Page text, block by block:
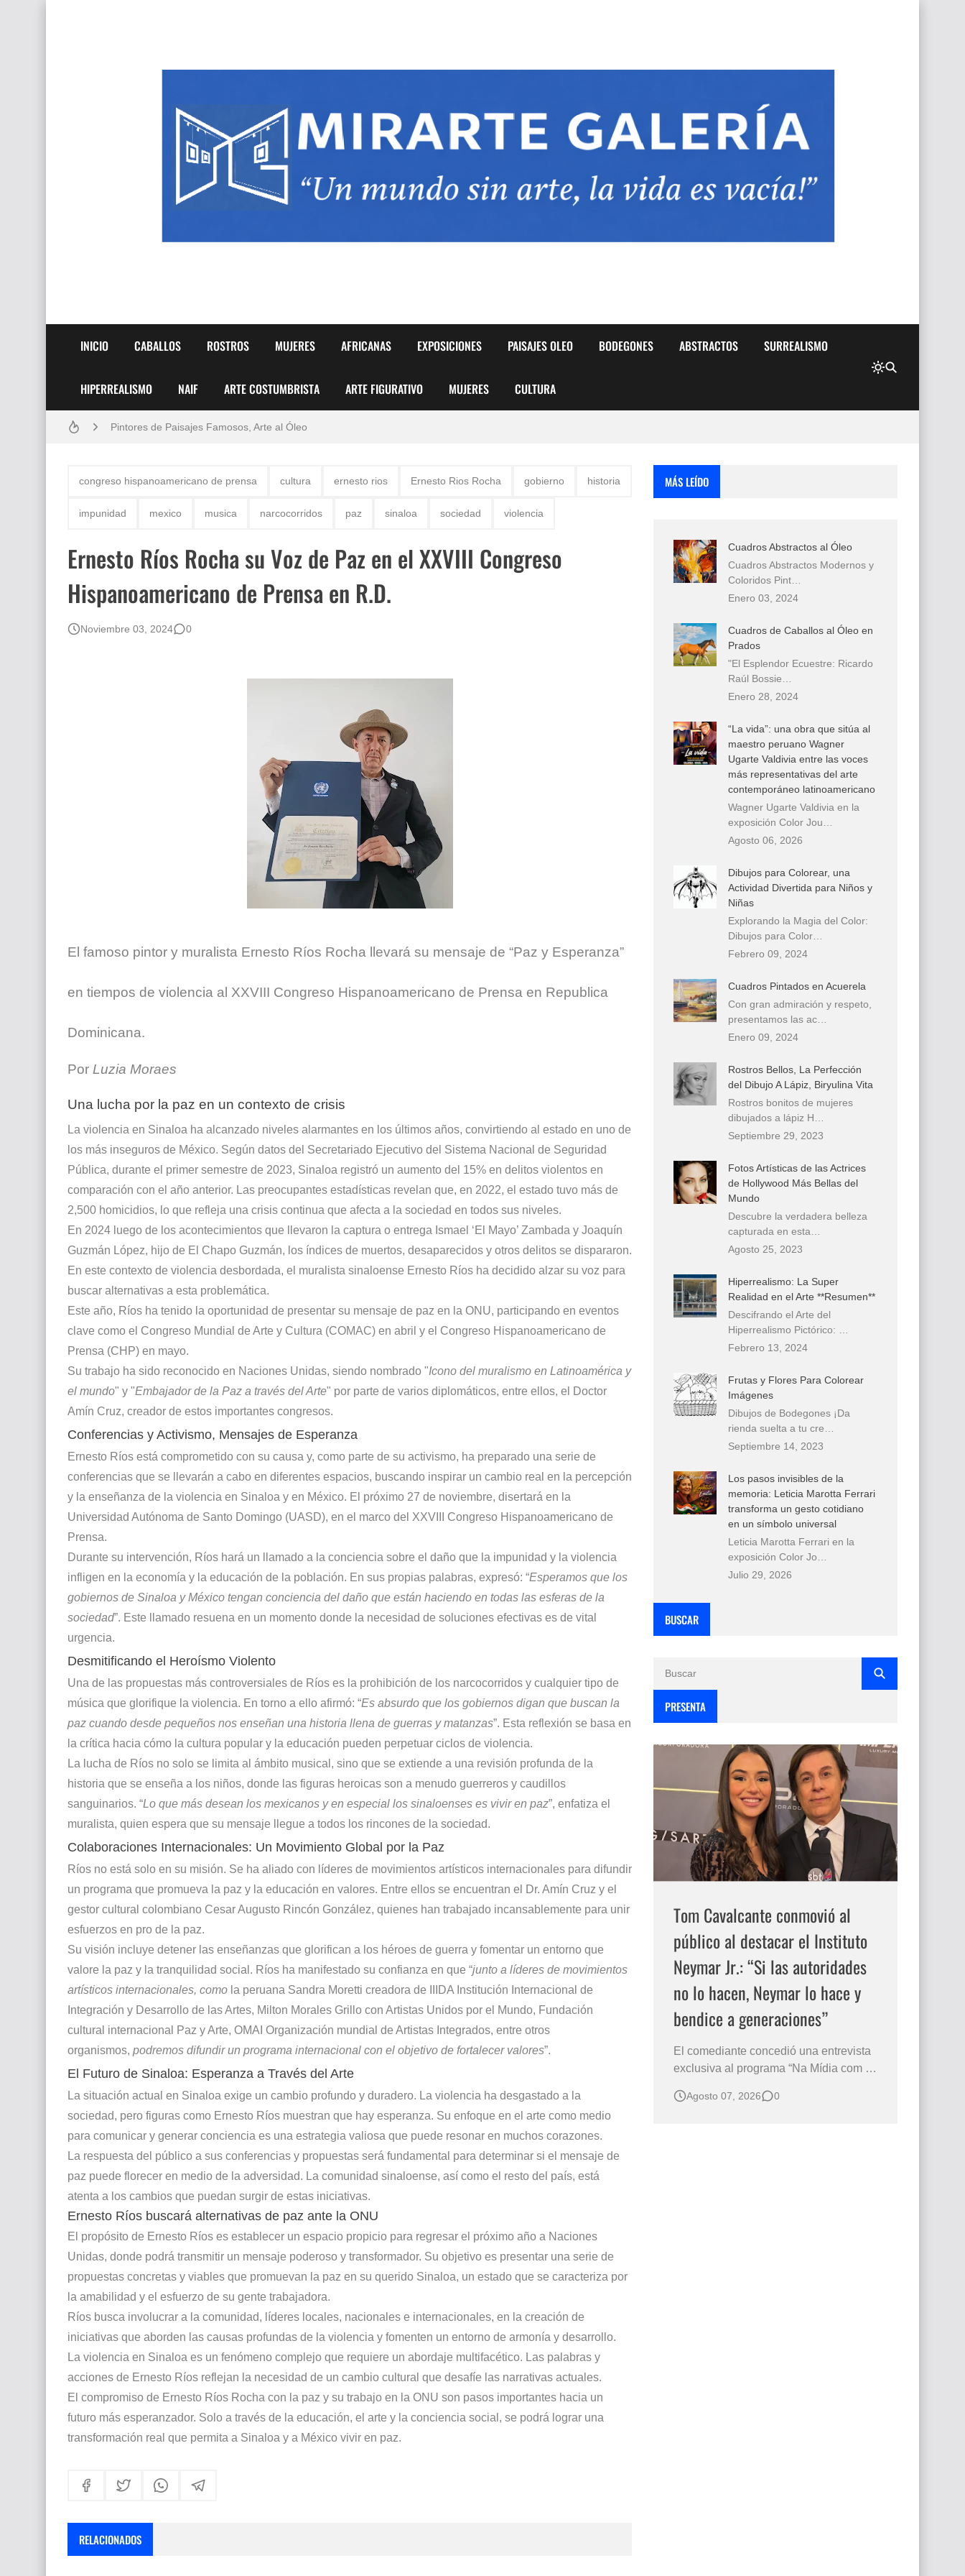
INICIO CABALLOS ROSTROS MUJERES AFRICANAS EXPOSICIONES PAISAJES OLEO BODEGONES ABSTRACTOS SURREALISMO
HIPERREALISMO NAIF ARTE COSTUMBRISTA ARTE FIGURATIVO MUJERES CULTURA
Frutas y Flores Para Colorear Imágenes
Pintores de Paisajes Famosos, Arte al Óleo
San Valentín Dibujos a Lápiz del 14 de Febrero
Rostros Bellos, La Perfección del Dibujo A Lápiz, Biryulina Vita
Fotos Artísticas de las Actrices de Hollywood Más Bellas del Mundo
congreso hispanoamericano de prensa cultura ernesto rios Ernesto Rios Rocha gobierno historia
impunidad mexico musica narcocorridos paz sinaloa sociedad violencia
Ernesto Ríos Rocha su Voz de Paz en el XXVIII Congreso
Hispanoamericano de Prensa en R.D.
Noviembre 03, 2024 0
El famoso pintor y muralista Ernesto Ríos Rocha llevará su mensaje de “Paz y Esperanza”
en tiempos de violencia al XXVIII Congreso Hispanoamericano de Prensa en Republica
Dominicana.
Por Luzia Moraes
Una lucha por la paz en un contexto de crisis
La violencia en Sinaloa ha alcanzado niveles alarmantes en los últimos años, convirtiendo al estado en uno de
los más inseguros de México. Según datos del Secretariado Ejecutivo del Sistema Nacional de Seguridad
Pública, durante el primer semestre de 2023, Sinaloa registró un aumento del 15% en delitos violentos en
comparación con el año anterior. Las preocupantes estadísticas revelan que, en 2022, el estado tuvo más de
2,500 homicidios, lo que refleja una crisis continua que afecta a la sociedad en todos sus niveles.
En 2024 luego de los acontecimientos que llevaron la captura o entrega Ismael ‘El Mayo’ Zambada y Joaquín
Guzmán López, hijo de El Chapo Guzmán, los índices de muertos, desaparecidos y otros delitos se dispararon.
En este contexto de violencia desbordada, el muralista sinaloense Ernesto Ríos ha decidido alzar su voz para
buscar alternativas a esta problemática.
Este año, Ríos ha tenido la oportunidad de presentar su mensaje de paz en la ONU, participando en eventos
clave como el Congreso Mundial de Arte y Cultura (COMAC) en abril y el Congreso Hispanoamericano de
Prensa (CHP) en mayo.
Su trabajo ha sido reconocido en Naciones Unidas, siendo nombrado "Icono del muralismo en Latinoamérica y
el mundo" y "Embajador de la Paz a través del Arte" por parte de varios diplomáticos, entre ellos, el Doctor
Amín Cruz, creador de estos importantes congresos.
Conferencias y Activismo, Mensajes de Esperanza
Ernesto Ríos está comprometido con su causa y, como parte de su activismo, ha preparado una serie de
conferencias que se llevarán a cabo en diferentes espacios, buscando inspirar un cambio real en la percepción
y la enseñanza de la violencia en Sinaloa y en México. El próximo 27 de noviembre, disertará en la
Universidad Autónoma de Santo Domingo (UASD), en el marco del XXVIII Congreso Hispanoamericano de
Prensa.
Durante su intervención, Ríos hará un llamado a la conciencia sobre el daño que la impunidad y la violencia
infligen en la economía y la educación de la población. En sus propias palabras, expresó: “Esperamos que los
gobiernos de Sinaloa y México tengan conciencia del daño que están haciendo en todas las esferas de la
sociedad”. Este llamado resuena en un momento donde la necesidad de soluciones efectivas es de vital
urgencia.
Desmitificando el Heroísmo Violento
Una de las propuestas más controversiales de Ríos es la prohibición de los narcocorridos y cualquier tipo de
música que glorifique la violencia. En torno a ello afirmó: “Es absurdo que los gobiernos digan que buscan la
paz cuando desde pequeños nos enseñan una historia llena de guerras y matanzas”. Esta reflexión se basa en
la crítica hacia cómo la cultura popular y la educación pueden perpetuar ciclos de violencia.
La lucha de Ríos no solo se limita al ámbito musical, sino que se extiende a una revisión profunda de la
historia que se enseña a los niños, donde las figuras heroicas son a menudo guerreros y caudillos
sanguinarios. “Lo que más desean los mexicanos y en especial los sinaloenses es vivir en paz”, enfatiza el
muralista, quien espera que su mensaje llegue a todos los rincones de la sociedad.
Colaboraciones Internacionales: Un Movimiento Global por la Paz
Ríos no está solo en su misión. Se ha aliado con líderes de movimientos artísticos internacionales para difundir
un programa que promueva la paz y la educación en valores. Entre ellos se encuentran el Dr. Amín Cruz y el
gestor cultural colombiano Cesar Augusto Rincón González, quienes han trabajado incansablemente para unir
esfuerzos en pro de la paz.
Su visión incluye detener las enseñanzas que glorifican a los héroes de guerra y fomentar un entorno que
valore la paz y la tranquilidad social. Ríos ha manifestado su confianza en que “junto a líderes de movimientos
artísticos internacionales, como la peruana Sandra Moretti creadora de IIIDA Institución Internacional de
Integración y Desarrollo de las Artes, Milton Morales Grillo con Artistas Unidos por el Mundo, Fundación
cultural internacional Paz y Arte, OMAI Organización mundial de Artistas Integrados, entre otros
organismos, podremos difundir un programa internacional con el objetivo de fortalecer valores”.
El Futuro de Sinaloa: Esperanza a Través del Arte
La situación actual en Sinaloa exige un cambio profundo y duradero. La violencia ha desgastado a la
sociedad, pero figuras como Ernesto Ríos muestran que hay esperanza. Su enfoque en el arte como medio
para comunicar y generar conciencia es una estrategia valiosa que puede resonar en muchos corazones.
La respuesta del público a sus conferencias y propuestas será fundamental para determinar si el mensaje de
paz puede florecer en medio de la adversidad. La comunidad sinaloense, así como el resto del país, está
atenta a los cambios que puedan surgir de estas iniciativas.
Ernesto Ríos buscará alternativas de paz ante la ONU
El propósito de Ernesto Ríos es establecer un espacio propicio para regresar el próximo año a Naciones
Unidas, donde podrá transmitir un mensaje poderoso y transformador. Su objetivo es presentar una serie de
propuestas concretas y viables que promuevan la paz en su querido Sinaloa, un estado que se caracteriza por
la amabilidad y el esfuerzo de su gente trabajadora.
Ríos busca involucrar a la comunidad, líderes locales, nacionales e internacionales, en la creación de
iniciativas que aborden las causas profundas de la violencia y fomenten un entorno de armonía y desarrollo.
La violencia en Sinaloa es un fenómeno complejo que requiere un abordaje multifacético. Las palabras y
acciones de Ernesto Ríos reflejan la necesidad de un cambio cultural que desafíe las narrativas actuales.
El compromiso de Ernesto Ríos Rocha con la paz y su trabajo en la ONU son pasos importantes hacia un
futuro más esperanzador. Solo a través de la educación, el arte y la conciencia social, se podrá lograr una
transformación real que permita a Sinaloa y a México vivir en paz.
RELACIONADOS
MÁS LEÍDO
Cuadros Abstractos al Óleo
Cuadros Abstractos Modernos y
Coloridos Pint…
Enero 03, 2024
Cuadros de Caballos al Óleo en
Prados
"El Esplendor Ecuestre: Ricardo
Raúl Bossie…
Enero 28, 2024
“La vida”: una obra que sitúa al
maestro peruano Wagner
Ugarte Valdivia entre las voces
más representativas del arte
contemporáneo latinoamericano
Wagner Ugarte Valdivia en la
exposición Color Jou…
Agosto 06, 2026
Dibujos para Colorear, una
Actividad Divertida para Niños y
Niñas
Explorando la Magia del Color:
Dibujos para Color…
Febrero 09, 2024
Cuadros Pintados en Acuerela
Con gran admiración y respeto,
presentamos las ac…
Enero 09, 2024
Rostros Bellos, La Perfección
del Dibujo A Lápiz, Biryulina Vita
Rostros bonitos de mujeres
dibujados a lápiz H…
Septiembre 29, 2023
Fotos Artísticas de las Actrices
de Hollywood Más Bellas del
Mundo
Descubre la verdadera belleza
capturada en esta…
Agosto 25, 2023
Hiperrealismo: La Super
Realidad en el Arte **Resumen**
Descifrando el Arte del
Hiperrealismo Pictórico: …
Febrero 13, 2024
Frutas y Flores Para Colorear
Imágenes
Dibujos de Bodegones ¡Da
rienda suelta a tu cre…
Septiembre 14, 2023
Los pasos invisibles de la
memoria: Leticia Marotta Ferrari
transforma un gesto cotidiano
en un símbolo universal
Leticia Marotta Ferrari en la
exposición Color Jo…
Julio 29, 2026
BUSCAR
PRESENTA
Tom Cavalcante conmovió al
público al destacar el Instituto
Neymar Jr.: “Si las autoridades
no lo hacen, Neymar lo hace y
bendice a generaciones”
El comediante concedió una entrevista
exclusiva al programa “Na Mídia com a
Subasta del Instituto Neymar Jr., uno de
Agosto 07, 2026 0